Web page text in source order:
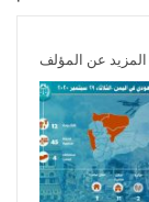
المزيد عن المؤلف